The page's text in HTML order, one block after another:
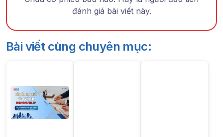
đánh giá bài viết này.
Bài viết cùng chuyên mục: